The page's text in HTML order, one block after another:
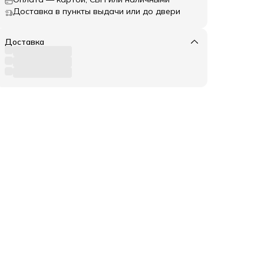
Доставка в пункты выдачи или до двери
Доставка